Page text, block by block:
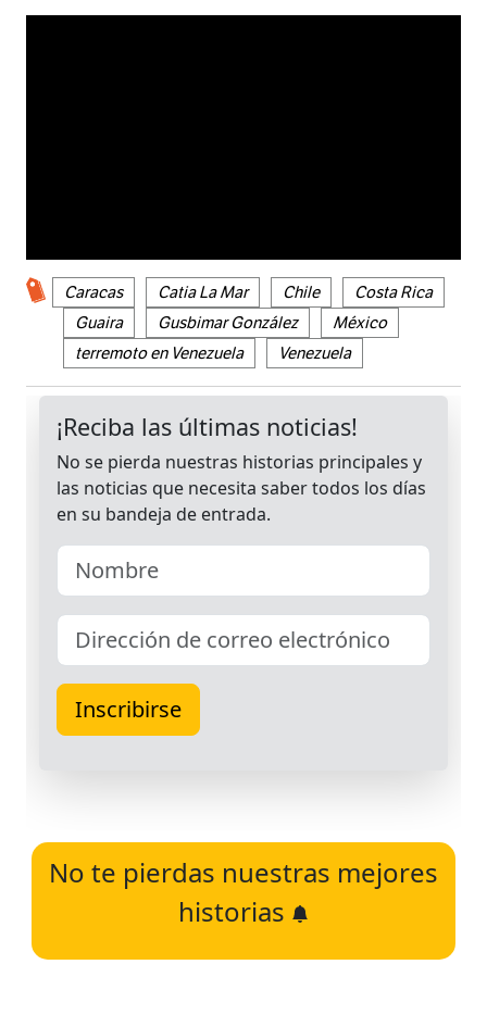
Caracas Catia La Mar Chile
Costa Rica
Guaira
Gusbimar González
México
terremoto en Venezuela
Venezuela
No te pierdas nuestras mejores
historias